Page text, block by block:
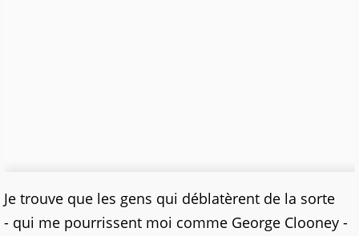
Je trouve que les gens qui déblatèrent de la sorte
- qui me pourrissent moi comme George Clooney -